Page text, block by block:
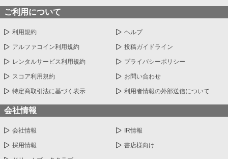
ご利用について
利用規約 ヘルプ
アルファコイン利用規約 投稿ガイドライン
レンタルサービス利用規約 プライバシーポリシー
スコア利用規約 お問い合わせ
特定商取引法に基づく表示 利用者情報の外部送信について
会社情報
会社情報 IR情報
採用情報 書店様向け